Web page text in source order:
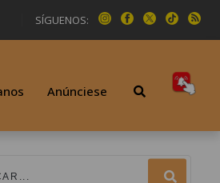
SÍGUENOS:
Anúnciese